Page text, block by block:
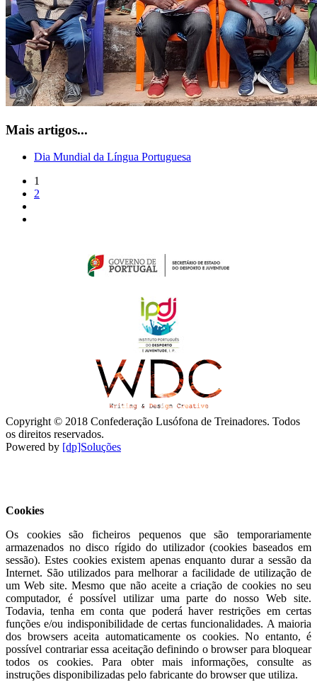
Mais artigos...
Dia Mundial da Língua Portuguesa
1
2
Copyright © 2018 Confederação Lusófona de Treinadores. Todos
os direitos reservados.
Powered by [dp]Soluções
Cookies
Os cookies são ficheiros pequenos que são temporariamente
armazenados no disco rígido do utilizador (cookies baseados em
sessão). Estes cookies existem apenas enquanto durar a sessão da
Internet. São utilizados para melhorar a facilidade de utilização de
um Web site. Mesmo que não aceite a criação de cookies no seu
computador, é possível utilizar uma parte do nosso Web site.
Todavia, tenha em conta que poderá haver restrições em certas
funções e/ou indisponibilidade de certas funcionalidades. A maioria
dos browsers aceita automaticamente os cookies. No entanto, é
possível contrariar essa aceitação definindo o browser para bloquear
todos os cookies. Para obter mais informações, consulte as
instruções disponibilizadas pelo fabricante do browser que utiliza.